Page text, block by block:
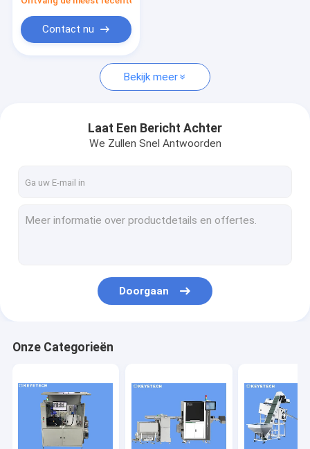
Contact nu
Bekijk meer
Laat Een Bericht Achter
We Zullen Snel Antwoorden
Doorgaan
Onze Categorieën